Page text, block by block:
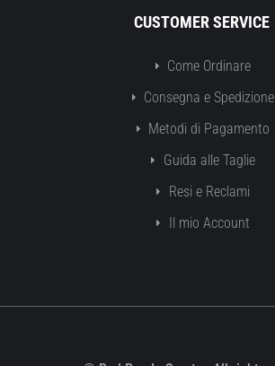
CUSTOMER SERVICE
Come Ordinare
Consegna e Spedizione
Metodi di Pagamento
Guida alle Taglie
Resi e Reclami
Il mio Account